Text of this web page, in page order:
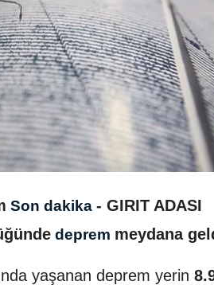
Son dakika - GIRIT ADASI
deprem meydana
yaşanan deprem yerin